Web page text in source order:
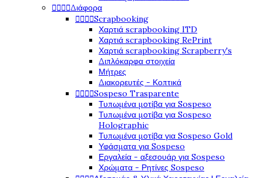
Διάφορα
Scrapbooking
Χαρτιά scrapbooking ITD
Χαρτιά scrapbooking RePrint
Χαρτιά scrapbooking Scrapberry's
Διπλόκαρφα στοιχεία
Μήτρες
Διακορευτές - Κοπτικά
Sospeso Trasparente
Τυπωμένα μοτίβα για Sospeso
Τυπωμένα μοτίβα για Sospeso
Holographic
Τυπωμένα μοτίβα για Sospeso Gold
Υφάσματα για Sospeso
Εργαλεία - αξεσουάρ για Sospeso
Χρώματα - Ρητίνες Sospeso